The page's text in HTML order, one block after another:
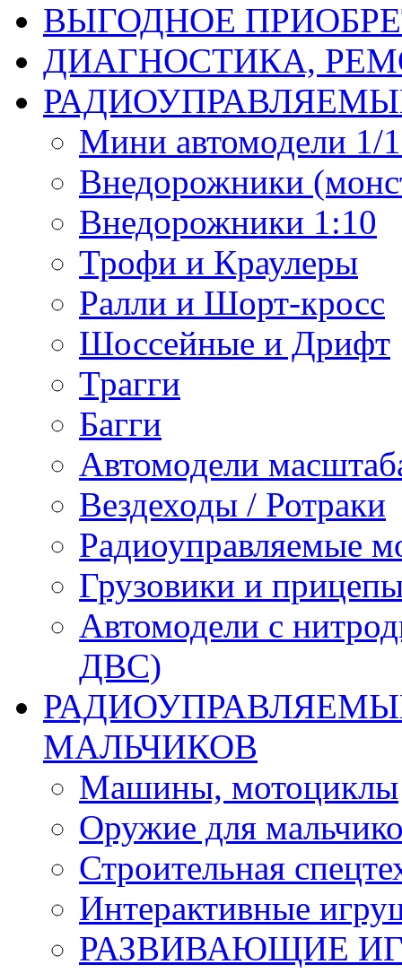
ВЫГОДНОЕ
ДИАГНОСТИКА,
Мини автомодели 1/
Внедорожники
Внедорожники 1:10
Трофи и Краулеры
Ралли и Шорт-кросс
Шоссейные и Дрифт
Трагги
Багги
Автомодели
Вездеходы / Ротраки
Радиоуправляемые
Грузовики и
Автомодели с
ДВС)
МАЛЬЧИКОВ
Машины, мотоциклы
Оружие для
Строительная
Интерактивные
РАЗВИВАЮЩИЕ